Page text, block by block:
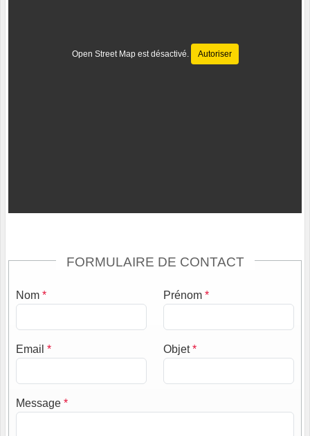
Open Street Map est désactivé. Autoriser
FORMULAIRE DE CONTACT
Nom * Prénom *
Email * Objet*
Message *